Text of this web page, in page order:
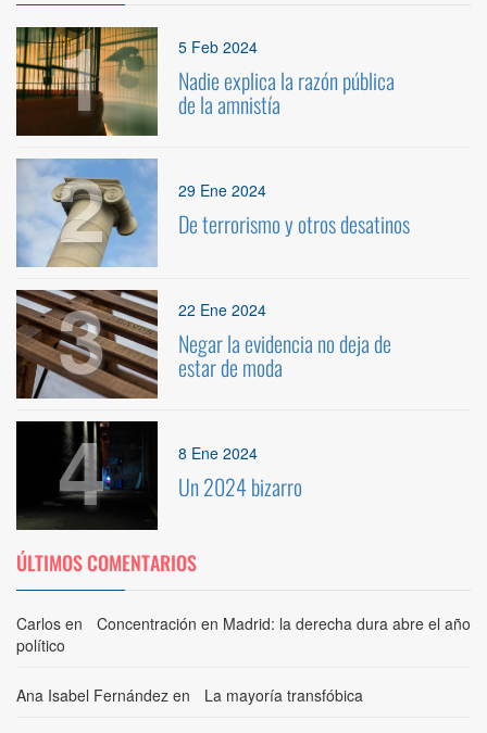
1 5 Feb 2024
Nadie explica la razón pública
de la amnistía
2 29 Ene 2024
De terrorismo y otros desatinos
3 22 Ene 2024
Negar la evidencia no deja de
estar de moda
4 8 Ene 2024
Un 2024 bizarro
ÚLTIMOS COMENTARIOS
Carlos en
Concentración en Madrid: la derecha dura abre el año
político
Ana Isabel Fernández en La mayoría transfóbica